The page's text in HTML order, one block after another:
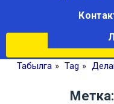
Табылга » Tag »
Метка: